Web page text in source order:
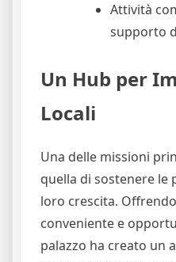
Attività
supporto
Un Hub per
Locali
Una delle missioni
quella di sostenere le
loro crescita.
conveniente e
palazzo ha creato un